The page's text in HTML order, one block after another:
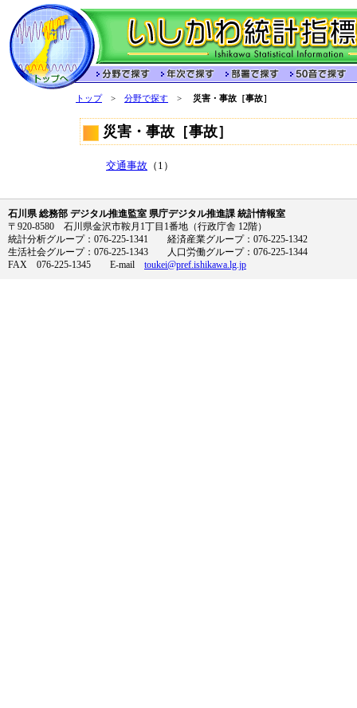
トップ> 分野で探す > 災害・事故［事故］
災害・事故［事故］
交通事故 （1）
石川県 総務部 デジタル推進監室 県庁デジタル推進課 統計情報室
〒920-8580 石川県金沢市鞍月1丁目1番地（行政庁舎 12階）
統計分析グループ：076-225-1341 経済産業グループ：076-225-1342
生活社会グループ：076-225-1343 人口労働グループ：076-225-1344
FAX 076-225-1345 E-mail toukei@pref.ishikawa.lg.jp